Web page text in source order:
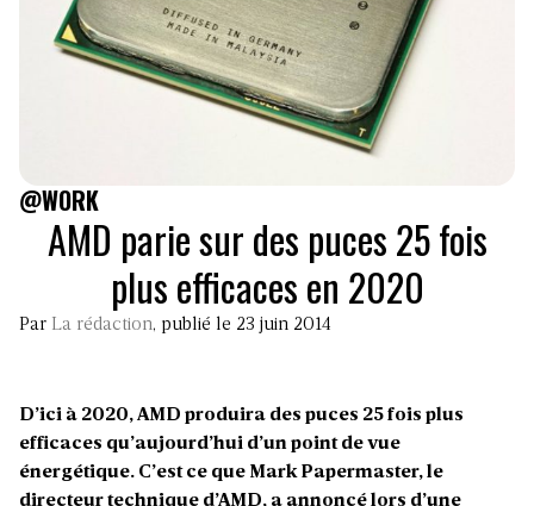
@WORK
AMD parie sur des puces 25 fois
plus efficaces en 2020
Par La rédaction, publié le 23 juin 2014
D’ici à 2020, AMD produira des puces 25 fois plus
efficaces qu’aujourd’hui d’un point de vue
énergétique. C’est ce que Mark Papermaster, le
directeur technique d’AMD, a annoncé lors d’une